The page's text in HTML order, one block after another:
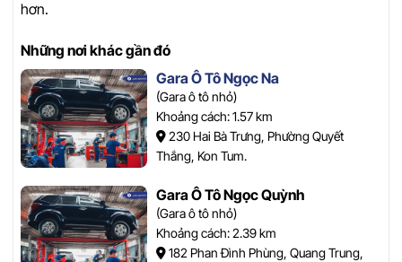
hơn.
Những nơi khác gần đó
Gara Ô Tô Ngọc Na
(Gara ô tô nhỏ)
Khoảng cách: 1.57 km
230 Hai Bà Trưng, Phường Quyết
Thắng, Kon Tum.
Gara Ô Tô Ngọc Quỳnh
(Gara ô tô nhỏ)
Khoảng cách: 2.39 km
182 Phan Đình Phùng, Quang Trung,